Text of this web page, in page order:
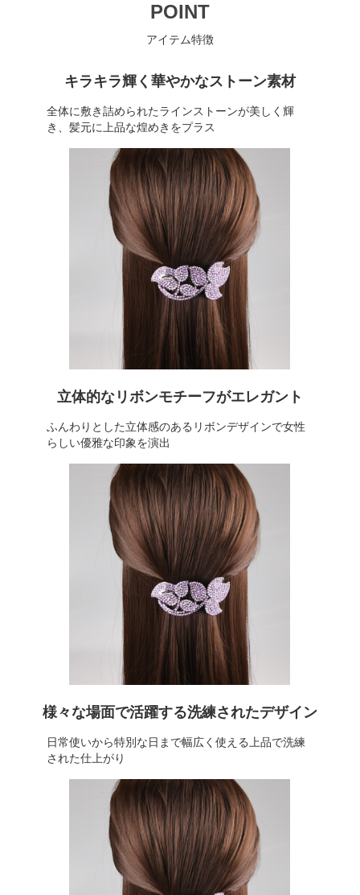
POINT
アイテム特徴
キラキラ輝く華やかなストーン素材
全体に敷き詰められたラインストーンが美しく輝
き、髪元に上品な煌めきをプラス
立体的なリボンモチーフがエレガント
ふんわりとした立体感のあるリボンデザインで女性
らしい優雅な印象を演出
様々な場面で活躍する洗練されたデザイン
日常使いから特別な日まで幅広く使える上品で洗練
された仕上がり